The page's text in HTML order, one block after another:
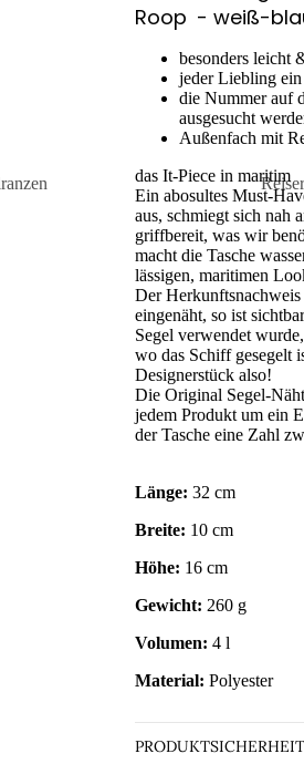
Grundschule
weiterführende
Roop - weiß-
besonders leicht
jeder Liebling
die Nummer auf
ausgesucht
Außenfach mit
das It-Piece in maritim
Ein abosultes Must-
aus, schmiegt sich nah
griffbereit, was wir
macht die Tasche
lässigen, maritimen
Der Herkunftsnachweis
eingenäht, so ist
Segel verwendet
wo das Schiff gesegelt
Designerstück also!
Die Original Segel-
jedem Produkt um ein
der Tasche eine Zahl
Länge: 32 cm
Breite: 10 cm
Höhe: 16 cm
Gewicht: 260 g
Volumen: 4 l
Material: Polyester
PRODUKTSICHERHEIT